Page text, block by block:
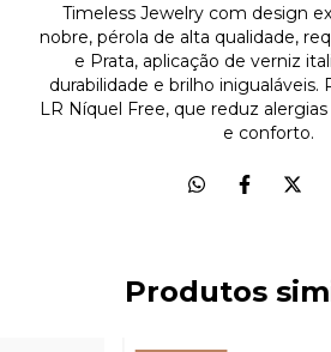
Timeless Jewelry com design
nobre, pérola de alta qualidade,
e Prata, aplicação de verniz
durabilidade e brilho inigualáveis.
LR Níquel Free, que reduz
e conforto.
Produtos